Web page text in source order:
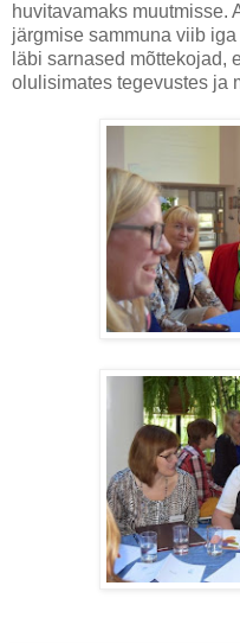
huvitavamaks muutmisse.
järgmise sammuna viib
läbi sarnased mõttekojad,
olulisimates tegevustes ja